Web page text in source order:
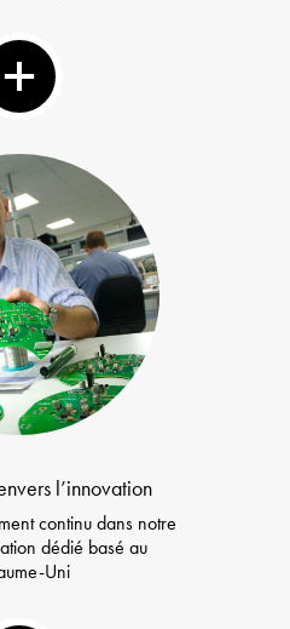
l’innovation
continu dans notre
dédié basé au
Uni